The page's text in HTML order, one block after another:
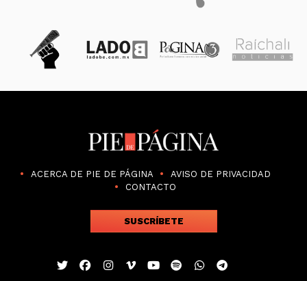
ACERCA DE PIE DE PÁGINA
AVISO DE PRIVACIDAD
CONTACTO
SUSCRÍBETE